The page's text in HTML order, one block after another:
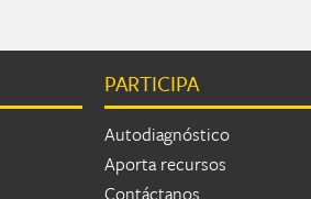
PARTICIPA
Autodiagnóstico
Aporta recursos
Contáctanos